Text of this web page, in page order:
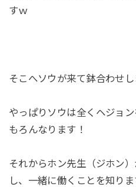
すｗ
そこへソウが来て鉢合わせし
やっぱりソウは全くヘジョ
もろんなります！
それからホン先生（ジホン
し、一緒に働くことを知りま